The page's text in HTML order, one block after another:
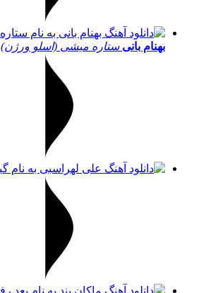
بهنام بانی ستاره میشی (اسلو ورژن)